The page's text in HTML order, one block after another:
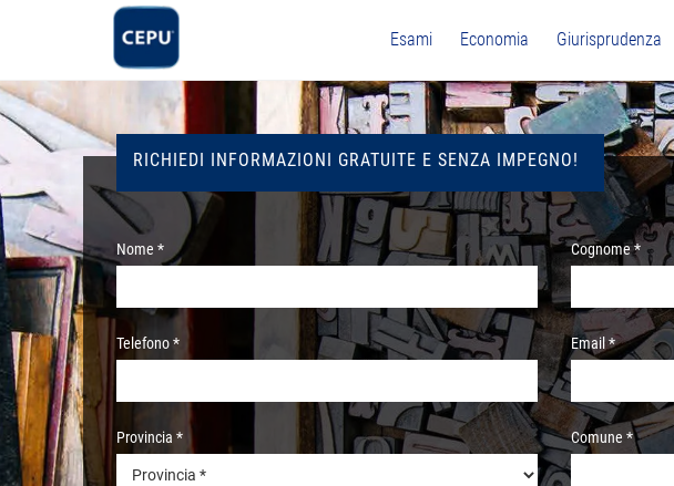
Esami Economia Giurisprudenza
RICHIEDI INFORMAZIONI GRATUITE E SENZA IMPEGNO!
Nome * Cognome *
Telefono * Email *
Provincia * Comune *